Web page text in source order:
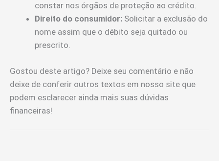
constar nos órgãos de proteção ao crédito.
Direito do consumidor: Solicitar a exclusão do
nome assim que o débito seja quitado ou
prescrito.
Gostou deste artigo? Deixe seu comentário e não
deixe de conferir outros textos em nosso site que
podem esclarecer ainda mais suas dúvidas
financeiras!